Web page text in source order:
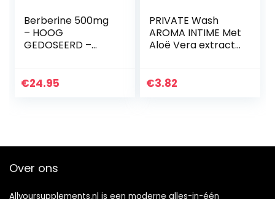
Berberine 500mg
– HOOG
GEDOSEERD –
capsules
€24.95
PRIVATE Wash
AROMA INTIME Met
Aloë Vera extract
€3.82
Over ons
Allyoursupplements.nl is een moderne alles-in-één